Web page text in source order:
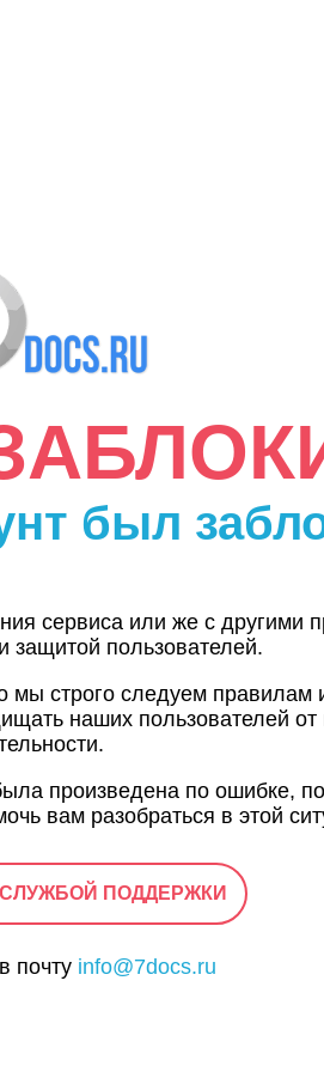
был
сервиса или же с другими
пользователей.
строго следуем правилам
наших пользователей
произведена по ошибке,
вам разобраться в этой
ПОДДЕРЖКИ
почту info@7docs.ru